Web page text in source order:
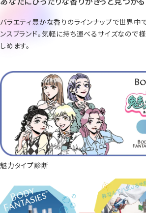
バラエティ豊かな香りのラインナップで世界中
ンスブランド。気軽に持ち運べるサイズなので
しめます。
魅力タイプ診断